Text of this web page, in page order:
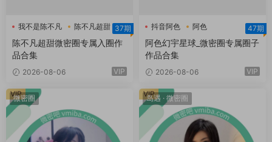
我不是陈不凡
陈不凡超甜
陈不凡超甜微密圈
37期
陈不凡超甜微密圈专属入圈作
品合集
2026-08-06 VIP
抖音阿色
阿色
阿色幻宇星球
47期
阿色幻宇星球_微密圈专属圈子
作品合集
2026-08-06 VIP
微密圈
VIP 岛遇 · 微密圈
VIP